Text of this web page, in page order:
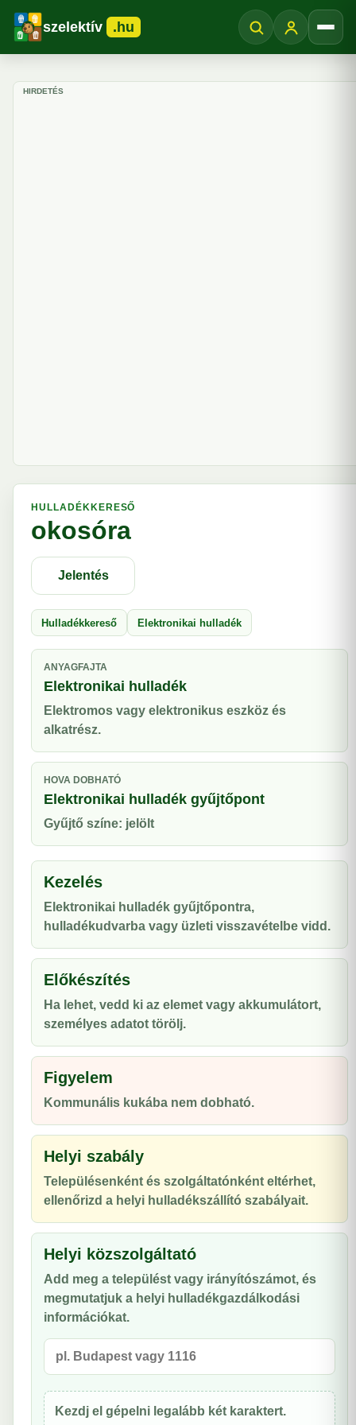
szelektív .hu
HIRDETÉS
HULLADÉKKERESŐ
okosóra
Jelentés
Hulladékkereső Elektronikai hulladék
ANYAGFAJTA
Elektronikai hulladék
Elektromos vagy elektronikus eszköz és
alkatrész.
HOVA DOBHATÓ
Elektronikai hulladék gyűjtőpont
Gyűjtő színe: jelölt
Kezelés
Elektronikai hulladék gyűjtőpontra,
hulladékudvarba vagy üzleti visszavételbe vidd.
Előkészítés
Ha lehet, vedd ki az elemet vagy akkumulátort,
személyes adatot törölj.
Figyelem
Kommunális kukába nem dobható.
Helyi szabály
Településenként és szolgáltatónként eltérhet,
ellenőrizd a helyi hulladékszállító szabályait.
Helyi közszolgáltató
Add meg a települést vagy irányítószámot, és
megmutatjuk a helyi hulladékgazdálkodási
információkat.
Kezdj el gépelni legalább két karaktert.